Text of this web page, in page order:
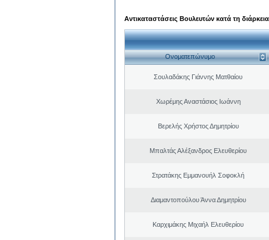
Αντικαταστάσεις Βουλευτών κατά τη
Ονοματεπώνυμο
Σουλαδάκης Γιάννης Ματθαίου
Χωρέμης Αναστάσιος Ιωάννη
Βερελής Χρήστος Δημητρίου
Μπαλτάς Αλέξανδρος Ελευθερίου
Στρατάκης Εμμανουήλ Σοφοκλή
Διαμαντοπούλου Άννα Δημητρίου
Καρχιμάκης Μιχαήλ Ελευθερίου